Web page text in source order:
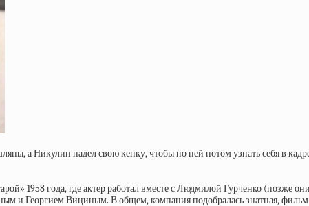
а Никулин надел свою кепку, чтобы по ней потом узнать себя в
1958 года, где актер работал вместе с Людмилой Гурченко (позже
Георгием Вициным. В общем, компания подобралась знатная,